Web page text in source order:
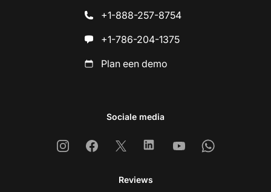
+1-888-257-8754
+1-786-204-1375
Plan een demo
Sociale media
InstagramFacebook
X LinkedinYoutubeWhatsapp
Reviews